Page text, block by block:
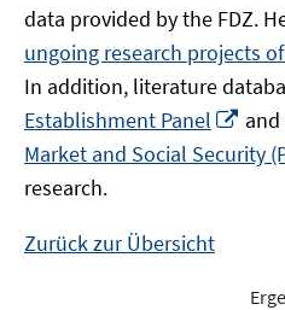
data provided by the FDZ.
ungoing research projects
In addition, literature
Establishment Panel
In
Market and Social Security
research.
Zurück zur Übersicht